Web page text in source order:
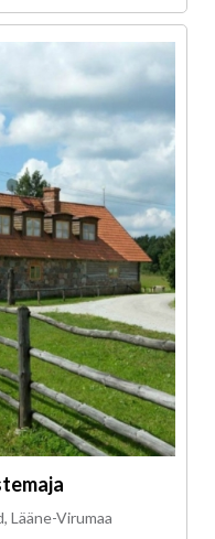
Lääne-Virumaa